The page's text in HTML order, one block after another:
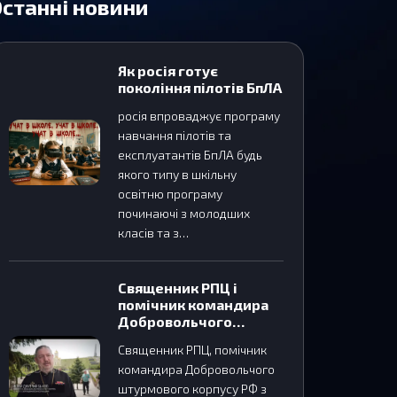
новини
Як росія готує
покоління пілотів БпЛА
росія впроваджує програму
навчання пілотів та
експлуатантів БпЛА будь
якого типу в шкільну
освітню програму
починаючі з молодших
класів та з…
Священник РПЦ і
помічник командира
Добровольчого
РФ з роботи з
віруючими
Священник РПЦ, помічник
командира Добровольчого
штурмового корпусу РФ з